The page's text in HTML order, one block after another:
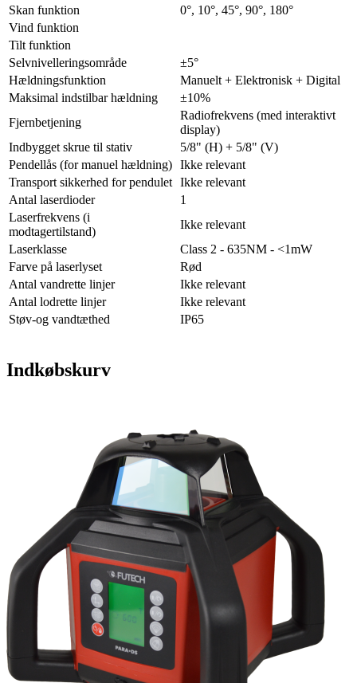
Skan funktion
0°, 10°, 45°, 90°, 180°
Vind funktion
Tilt funktion
Selvnivelleringsområde
±5°
Hældningsfunktion
Manuelt + Elektronisk + Digital
Maksimal indstilbar hældning
±10%
Fjernbetjening
Radiofrekvens (med interaktivt
display)
Indbygget skrue til stativ
5/8" (H) + 5/8" (V)
Pendellås (for manuel hældning) Ikke relevant
Transport sikkerhed for pendulet Ikke relevant
Antal laserdioder
1
Laserfrekvens (i
modtagertilstand)
Ikke relevant
Laserklasse
Class 2 - 635NM - <1mW
Farve på laserlyset
Rød
Antal vandrette linjer
Ikke relevant
Antal lodrette linjer
Ikke relevant
Støv-og vandtæthed
IP65
Indkøbskurv